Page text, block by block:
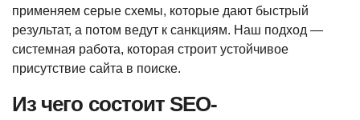
применяем серые схемы, которые дают быстрый
результат, а потом ведут к санкциям. Наш подход —
системная работа, которая строит устойчивое
присутствие сайта в поиске.
Из чего состоит SEO-